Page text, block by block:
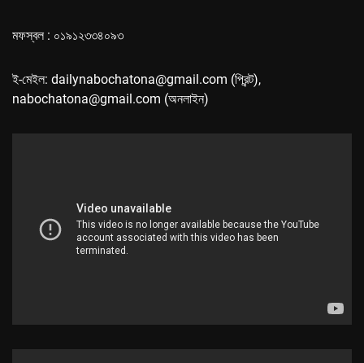
মফস্বল : ০১৯১২৩৩৪০৯৩
ই-মেইল: dailynabochatona@gmail.com (প্রিন্ট),
nabochatona@gmail.com (অনলাইন)